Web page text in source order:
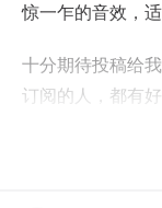
惊一乍的音效，
十分期待投稿给
订阅的人，都有好
你还可以关注以